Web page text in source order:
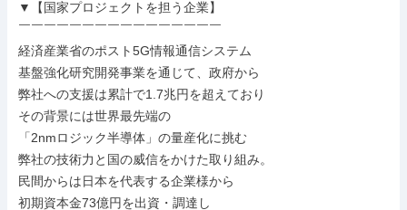
▼【国家プロジェクトを担う企業】
￣￣￣￣￣￣￣￣￣￣￣￣￣￣￣￣
経済産業省のポスト5G情報通信システム
基盤強化研究開発事業を通じて、政府から
弊社への支援は累計で1.7兆円を超えており
その背景には世界最先端の
「2nmロジック半導体」の量産化に挑む
弊社の技術力と国の威信をかけた取り組み。
民間からは日本を代表する企業様から
初期資本金73億円を出資・調達し